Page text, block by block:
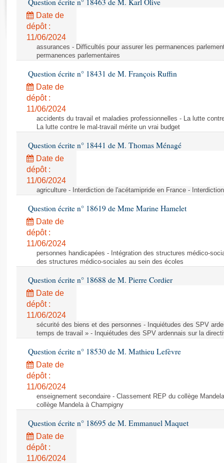
Rapports d'enquête
Rapports législatifs
Rapports sur l'application des lois
Baromètre de l’application des lois
Budget et sécurité sociale
Questions écrites et orales
Comptes rendus des débats
Question écrite n° 18463 de M. Karl Olive
Date de
dépôt :
11/06/2024
assurances - Difficultés pour assurer les permanences
permanences parlementaires
Question écrite n° 18431 de M. François Ruffin
Date de
dépôt :
11/06/2024
accidents du travail et maladies professionnelles - La lutte
La lutte contre le mal-travail mérite un vrai budget
Question écrite n° 18441 de M. Thomas Ménagé
Date de
dépôt :
11/06/2024
agriculture - Interdiction de l'acétamipride en France -
Question écrite n° 18619 de Mme Marine Hamelet
Date de
dépôt :
11/06/2024
personnes handicapées - Intégration des structures médico-
des structures médico-sociales au sein des écoles
Question écrite n° 18688 de M. Pierre Cordier
Date de
dépôt :
11/06/2024
sécurité des biens et des personnes - Inquiétudes des SPV
temps de travail » - Inquiétudes des SPV ardennais sur la
Question écrite n° 18530 de M. Mathieu Lefèvre
Date de
dépôt :
11/06/2024
enseignement secondaire - Classement REP du collège
collège Mandela à Champigny
Question écrite n° 18695 de M. Emmanuel Maquet
Date de
dépôt :
11/06/2024